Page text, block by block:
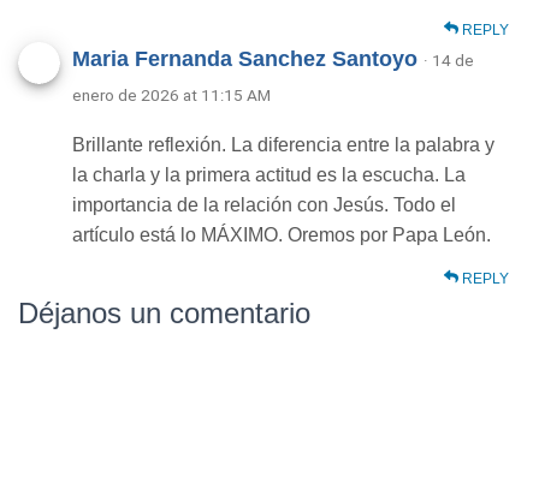
REPLY
Maria Fernanda Sanchez Santoyo · 14 de
enero de 2026 at 11:15 AM
Brillante reflexión. La diferencia entre la palabra y
la charla y la primera actitud es la escucha. La
importancia de la relación con Jesús. Todo el
artículo está lo MÁXIMO. Oremos por Papa León.
REPLY
Déjanos un comentario